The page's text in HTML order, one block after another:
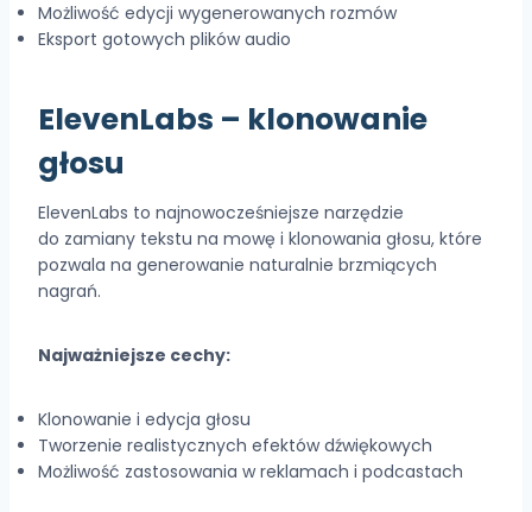
Możliwość edycji wygenerowanych rozmów
Eksport gotowych plików audio
ElevenLabs – klonowanie
głosu
ElevenLabs to najnowocześniejsze narzędzie
do zamiany tekstu na mowę i klonowania głosu, które
pozwala na generowanie naturalnie brzmiących
nagrań.
Najważniejsze cechy:
Klonowanie i edycja głosu
Tworzenie realistycznych efektów dźwiękowych
Możliwość zastosowania w reklamach i podcastach